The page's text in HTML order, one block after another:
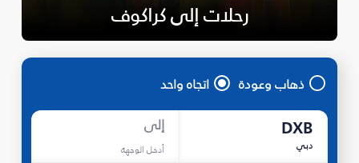
رحلات إلى كراكوف
ذهاب وعودة اتجاه واحد
DXB
دبي
إلى
أدخل الوجهة